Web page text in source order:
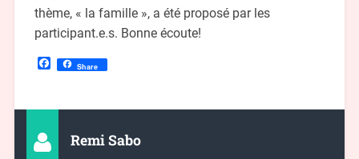
thème, « la famille », a été proposé par les
participant.e.s. Bonne écoute!
Facebook
Share
Remi Sabo